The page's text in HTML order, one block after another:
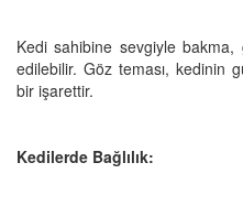
Kedi sahibine sevgiyle
edilebilir. Göz teması, kedinin
bir işarettir.
Kedilerde Bağlılık: